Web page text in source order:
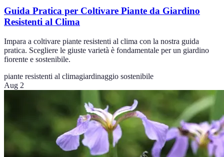
Guida Pratica per Coltivare Piante da Giardino
Resistenti al Clima
Impara a coltivare piante resistenti al clima con la nostra guida
pratica. Scegliere le giuste varietà è fondamentale per un giardino
fiorente e sostenibile.
piante resistenti al climagiardinaggio sostenibile
Aug 2